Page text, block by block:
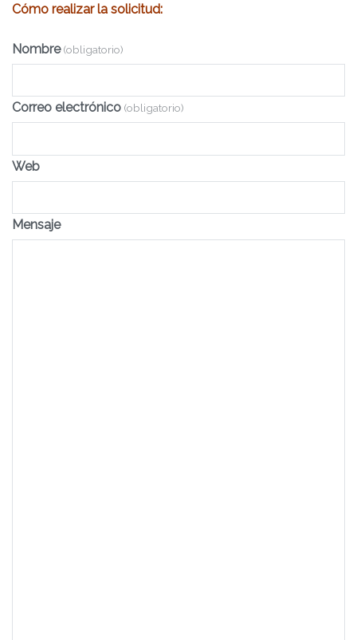
Cómo realizar la solicitud:
Nombre (obligatorio)
Correo electrónico (obligatorio)
Web
Mensaje